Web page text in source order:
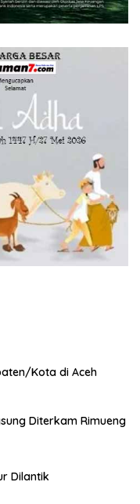
Kota di Aceh
Diterkam Rimueng
Dilantik